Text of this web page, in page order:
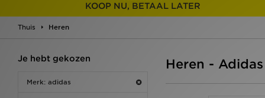
KOOP NU, BETAAL LATER
Thuis Heren
Je hebt gekozen
Merk: adidas
Heren -